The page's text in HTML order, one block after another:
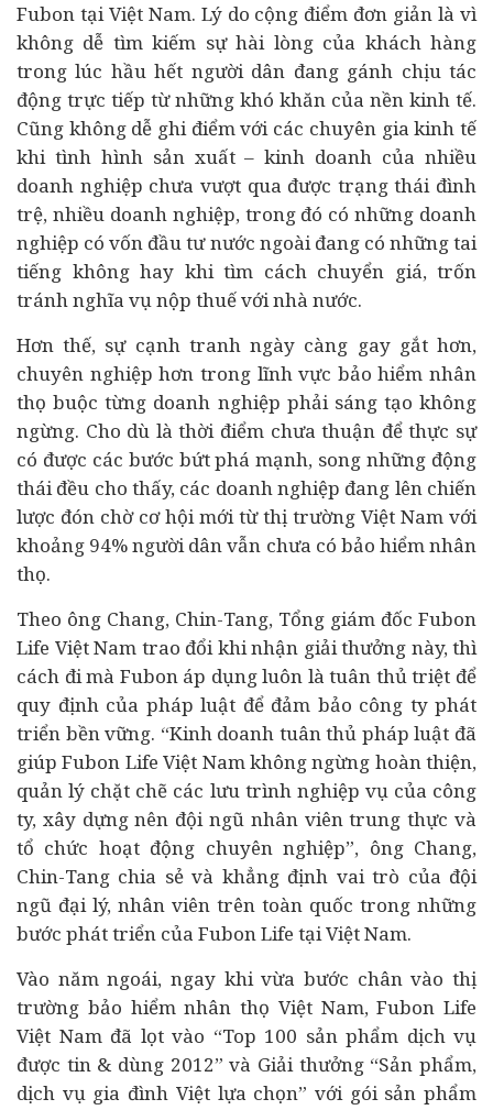
Fubon tại Việt Nam. Lý do cộng điểm đơn giản là vì
không dễ tìm kiếm sự hài lòng của khách hàng
trong lúc hầu hết người dân đang gánh chịu tác
động trực tiếp từ những khó khăn của nền kinh tế.
Cũng không dễ ghi điểm với các chuyên gia kinh tế
khi tình hình sản xuất – kinh doanh của nhiều
doanh nghiệp chưa vượt qua được trạng thái đình
trệ, nhiều doanh nghiệp, trong đó có những doanh
nghiệp có vốn đầu tư nước ngoài đang có những tai
tiếng không hay khi tìm cách chuyển giá, trốn
tránh nghĩa vụ nộp thuế với nhà nước.
Hơn thế, sự cạnh tranh ngày càng gay gắt hơn,
chuyên nghiệp hơn trong lĩnh vực bảo hiểm nhân
thọ buộc từng doanh nghiệp phải sáng tạo không
ngừng. Cho dù là thời điểm chưa thuận để thực sự
có được các bước bứt phá mạnh, song những động
thái đều cho thấy, các doanh nghiệp đang lên chiến
lược đón chờ cơ hội mới từ thị trường Việt Nam với
khoảng 94% người dân vẫn chưa có bảo hiểm nhân
thọ.
Theo ông Chang, Chin-Tang, Tổng giám đốc Fubon
Life Việt Nam trao đổi khi nhận giải thưởng này, thì
cách đi mà Fubon áp dụng luôn là tuân thủ triệt để
quy định của pháp luật để đảm bảo công ty phát
triển bền vững. “Kinh doanh tuân thủ pháp luật đã
giúp Fubon Life Việt Nam không ngừng hoàn thiện,
quản lý chặt chẽ các lưu trình nghiệp vụ của công
ty, xây dựng nên đội ngũ nhân viên trung thực và
tổ chức hoạt động chuyên nghiệp”, ông Chang,
Chin-Tang chia sẻ và khẳng định vai trò của đội
ngũ đại lý, nhân viên trên toàn quốc trong những
bước phát triển của Fubon Life tại Việt Nam.
Vào năm ngoái, ngay khi vừa bước chân vào thị
trường bảo hiểm nhân thọ Việt Nam, Fubon Life
Việt Nam đã lọt vào “Top 100 sản phẩm dịch vụ
được tin & dùng 2012” và Giải thưởng “Sản phẩm,
dịch vụ gia đình Việt lựa chọn” với gói sản phẩm